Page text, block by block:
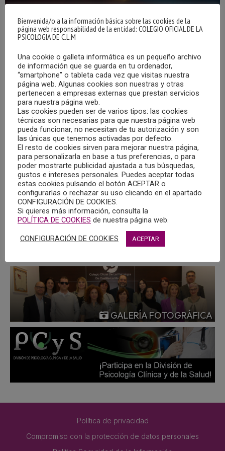
25/01/2025 – CITA CON LA PSICOLOGÍA EN
RADIO CHINCHILLA: “LOS BÚHOS Y LAS
ALONDRAS: ¿ERES PERSONA DIURNA O
NOCTURNA?”
12/02/2025
Ya puedes escuchar el programa “Cita con la Psicología”
emitido en Radio Chinchilla el sábado, 25 de enero de 2025,
que llevó por título “Los búhos y las alondras: ¿Eres
persona diurna o nocturna?”, y en el que intervino, Iván
Eguzquiza Solís, Psicólogo y vocal de la Junta de Gobierno
del Colegio Oficial de Psicología de Castilla-La Mancha.
GALERÍA FOTOGRÁFICA
Política de privacidad
Compromiso con la protección de datos personales
Bienvenida/o a la información básica sobre las cookies de la
página web responsabilidad de la entidad: COLEGIO OFICIAL DE LA
PSICOLOGIA DE C.L.M
Una cookie o galleta informática es un pequeño archivo
de información que se guarda en tu ordenador,
“smartphone” o tableta cada vez que visitas nuestra
página web. Algunas cookies son nuestras y otras
pertenecen a empresas externas que prestan servicios
para nuestra página web.
Las cookies pueden ser de varios tipos: las cookies
técnicas son necesarias para que nuestra página web
pueda funcionar, no necesitan de tu autorización y son
las únicas que tenemos activadas por defecto.
El resto de cookies sirven para mejorar nuestra página,
para personalizarla en base a tus preferencias, o para
poder mostrarte publicidad ajustada a tus búsquedas,
gustos e intereses personales. Puedes aceptar todas
estas cookies pulsando el botón ACEPTAR o
configurarlas o rechazar su uso clicando en el apartado
CONFIGURACIÓN DE COOKIES.
Si quieres más información, consulta la
POLÍTICA DE COOKIES de nuestra página web.
CONFIGURACIÓN DE COOKIES ACEPTAR